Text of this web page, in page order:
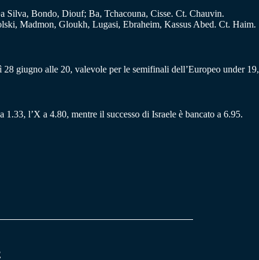
Silva, Bondo, Diouf; Ba, Tchacouna, Cisse. Ct. Chauvin.
Madmon, Gloukh, Lugasi, Ebraheim, Kassus Abed. Ct. Haim.
28 giugno alle 20, valevole per le semifinali dell’Europeo under 19,
1.33, l’X a 4.80, mentre il successo di Israele è bancato a 6.95.